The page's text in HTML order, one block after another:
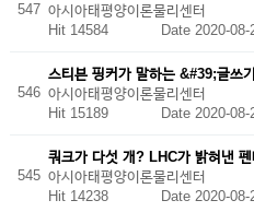
547 아시아태평양이론물리센터
Hit 14584 Date 2020-08-
546
스티븐 핑커가 말하는 &#39;글쓰
아시아태평양이론물리센터
Hit 15189 Date 2020-08-
545
쿼크가 다섯 개? LHC가 밝혀낸 펜
아시아태평양이론물리센터
Hit 14238 Date 2020-08-